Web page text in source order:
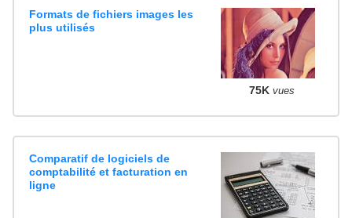
Formats de fichiers images les
plus utilisés
75K vues
Comparatif de logiciels de
comptabilité et facturation en
ligne